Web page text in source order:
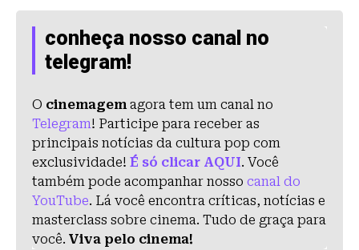
conheça nosso canal no
telegram!
O cinemagemagora tem um canal no
Telegram! Participe para receber as
principais notícias da cultura pop com
exclusividade! É só clicar AQUI. Você
também pode acompanhar nosso canal do
YouTube. Lá você encontra críticas, notícias e
masterclass sobre cinema. Tudo de graça para
você. Viva pelo cinema!